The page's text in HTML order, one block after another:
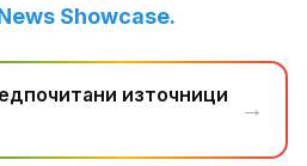
Showcase.
източници
→